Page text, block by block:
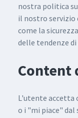
nostra politica
il nostro
come la
delle tendenze
Content
L'utente accetta
o i "mi piace" dal